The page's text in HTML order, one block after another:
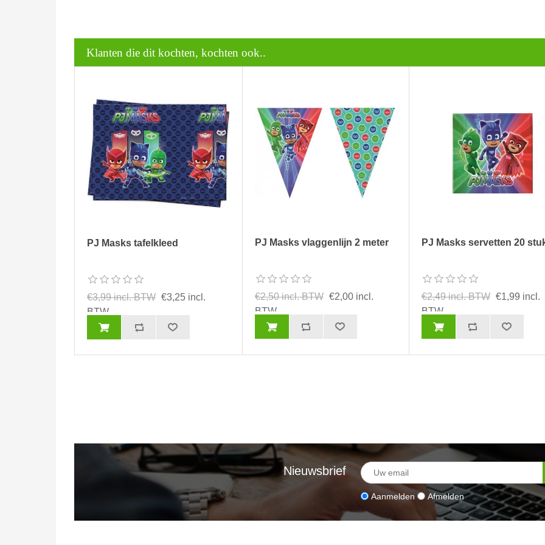
Klanten die dit kochten, kochten ook..
PJ Masks tafelkleed
€3,99 incl. BTW €3,25 incl.
BTW
PJ Masks vlaggenlijn 2 meter
€2,50 incl. BTW €2,00 incl.
BTW
PJ Masks servetten 20
€2,49 incl. BTW €1,99 incl.
BTW
Nieuwsbrief
Aanmelden Afmelden